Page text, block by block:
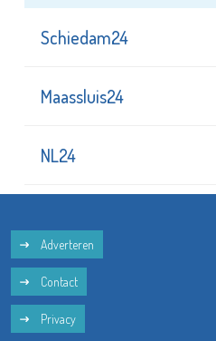
Schiedam24
Maassluis24
NL24
Adverteren
Contact
Privacy